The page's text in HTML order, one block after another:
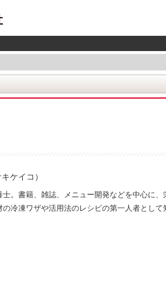
キケイコ）
。書籍、雑誌、メニュー開発などを中心に
冷凍ワザや活用法のレシピの第一人者として